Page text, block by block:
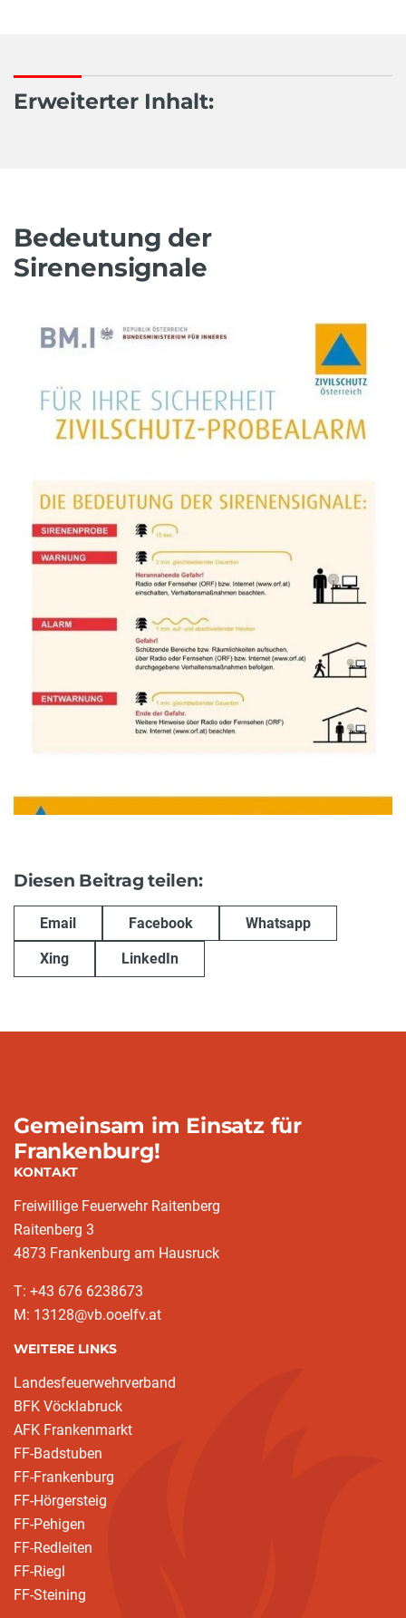
Erweiterter Inhalt:
Bedeutung der
Sirenensignale
Diesen Beitrag teilen:
Email Facebook Whatsapp
Xing LinkedIn
Gemeinsam im Einsatz für
Frankenburg!
KONTAKT
Freiwillige Feuerwehr Raitenberg
Raitenberg 3
4873 Frankenburg am Hausruck
T: +43 676 6238673
M: 13128@vb.ooelfv.at
WEITERE LINKS
Landesfeuerwehrverband
BFK Vöcklabruck
AFK Frankenmarkt
FF-Badstuben
FF-Frankenburg
FF-Hörgersteig
FF-Pehigen
FF-Redleiten
FF-Riegl
FF-Steining